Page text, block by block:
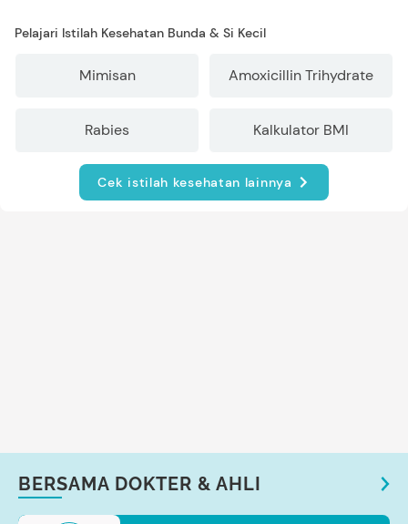
Pelajari Istilah Kesehatan Bunda & Si Kecil
Mimisan Amoxicillin Trihydrate
Rabies Kalkulator BMI
Cek istilah kesehatan lainnya
BERSAMA DOKTER & AHLI